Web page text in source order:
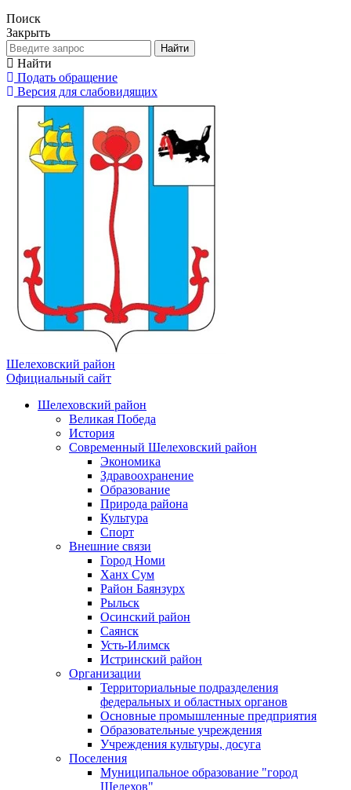
Поиск
Закрыть
Найти
Найти
Подать обращение
Версия для слабовидящих
Шелеховский район
Официальный сайт
Шелеховский район
Великая Победа
История
Современный Шелеховский район
Экономика
Здравоохранение
Образование
Природа района
Культура
Спорт
Внешние связи
Город Номи
Ханх Сум
Район Баянзурх
Рыльск
Осинский район
Саянск
Усть-Илимск
Истринский район
Организации
Территориальные подразделения
федеральных и областных органов
Основные промышленные предприятия
Образовательные учреждения
Учреждения культуры, досуга
Поселения
Муниципальное образование "город
Шелехов"